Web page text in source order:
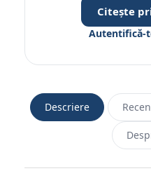
Citește
Autentifică-
Descriere